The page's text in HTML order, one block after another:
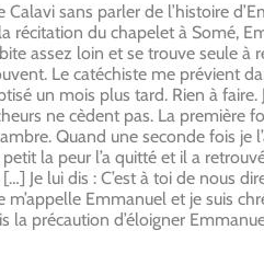
sans parler de l’histoire
récitation du chapelet à Somé,
assez loin et se trouve seule
Le catéchiste me prévient
un mois plus tard. Rien à
ne cèdent pas. La première
Quand une seconde fois je
la peur l’a quitté et il a
Je lui dis : C’est à toi de nous
m’appelle Emmanuel et je suis
la précaution d’éloigner